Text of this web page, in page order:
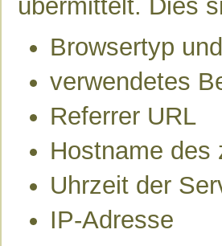
übermittelt. Dies
Browsertyp
verwendetes
Referrer URL
Hostname des
Uhrzeit der
IP-Adresse